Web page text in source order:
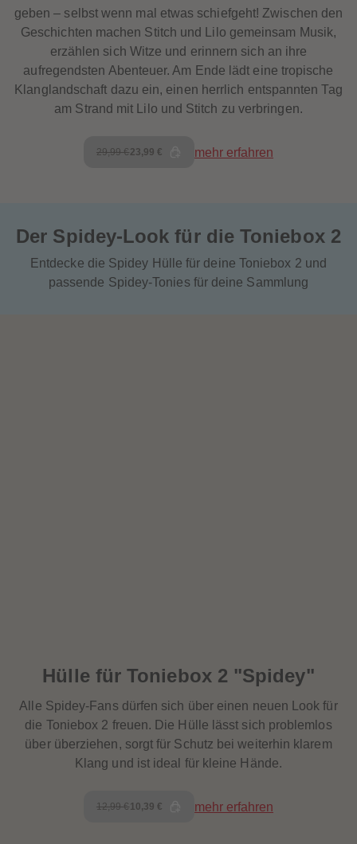
geben – selbst wenn mal etwas schiefgeht! Zwischen den
Geschichten machen Stitch und Lilo gemeinsam Musik,
erzählen sich Witze und erinnern sich an ihre
aufregendsten Abenteuer. Am Ende lädt eine tropische
Klanglandschaft dazu ein, einen herrlich entspannten Tag
am Strand mit Lilo und Stitch zu verbringen.
29,99 €23,99 € mehr erfahren
Der Spidey-Look für die Toniebox 2
Entdecke die Spidey Hülle für deine Toniebox 2 und
passende Spidey-Tonies für deine Sammlung
Hülle für Toniebox 2 "Spidey"
Alle Spidey-Fans dürfen sich über einen neuen Look für
die Toniebox 2 freuen. Die Hülle lässt sich problemlos
über überziehen, sorgt für Schutz bei weiterhin klarem
Klang und ist ideal für kleine Hände.
12,99 €10,39 € mehr erfahren